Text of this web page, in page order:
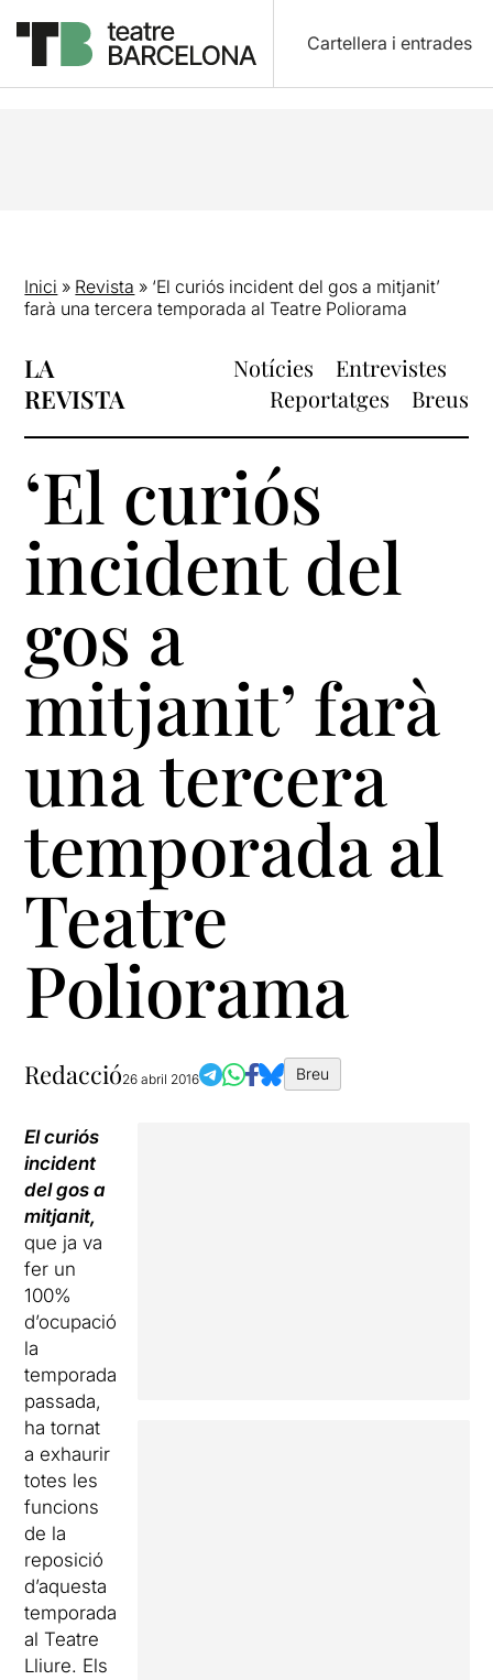
Cartellera i entrades
Inici » Revista » ‘El curiós incident del gos a mitjanit’
farà una tercera temporada al Teatre Poliorama
LA
REVISTA
Notícies
Entrevistes
Reportatges
Breus
‘El curiós
incident del
gos a
mitjanit’ farà
una tercera
temporada al
Teatre
Poliorama
Redacció26 abril 2016 Breu
El curiós
incident
del gos a
mitjanit,
que ja va
fer un
100%
d’ocupació
la
temporada
passada,
ha tornat
a exhaurir
totes les
funcions
de la
reposició
d’aquesta
temporada
al Teatre
Lliure. Els